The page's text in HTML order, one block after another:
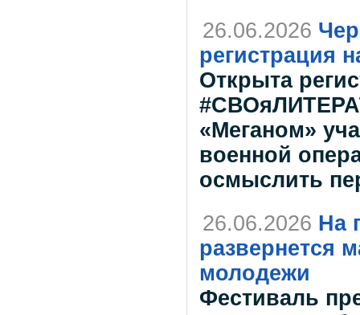
26.06.2026
регистрация
Открыта
«Меганом»
военной
осмыслить
26.06.2026 На
развернется
молодежи
Фестиваль